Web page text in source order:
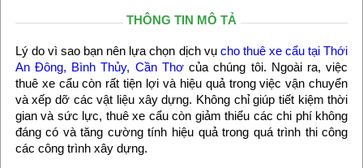
THÔNG TIN MÔ TẢ
Lý do vì sao bạn nên lựa chọn dịch vụ cho thuê xe cẩu tại Thới
An Đông, Bình Thủy, Cần Thơcủa chúng tôi. Ngoài ra, việc
thuê xe cẩu còn rất tiện lợi và hiệu quả trong việc vận chuyển
và xếp dỡ các vật liệu xây dựng. Không chỉ giúp tiết kiệm thời
gian và sức lực, thuê xe cẩu còn giảm thiểu các chi phí không
đáng có và tăng cường tính hiệu quả trong quá trình thi công
các công trình xây dựng.